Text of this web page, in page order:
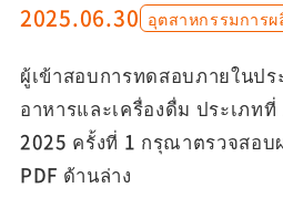
2025.06.30 อุตสาหกรรมการ
ผู้เข้าสอบการทดสอบภายในป
อาหารและเครื่องดื่ม ประเภท
2025 ครั้งที่ 1 กรุณาตรวจสอบ
PDF ด้านล่าง